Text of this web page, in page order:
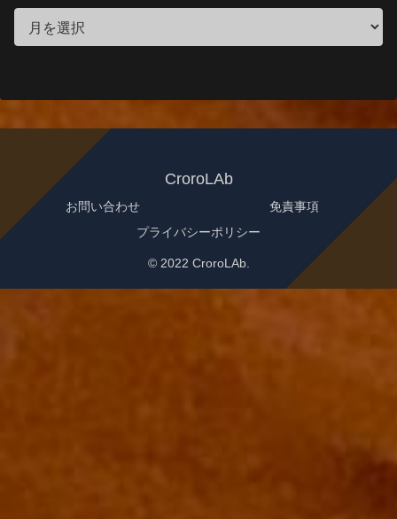
CroroLAb
お問い合わせ
免責事項
プライバシーポリシー
© 2022 CroroLAb.